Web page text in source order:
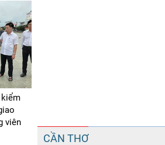
Chia sẻ
kiểm
viên
CẦN THƠ